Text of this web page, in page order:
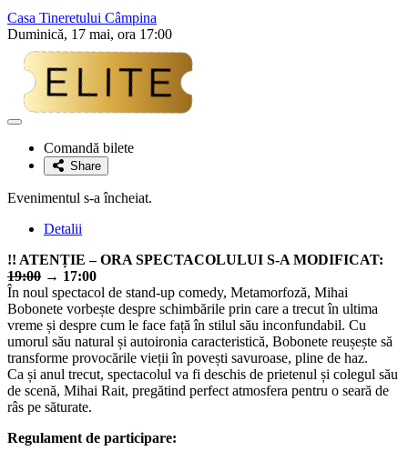
Casa Tineretului Câmpina
Duminică, 17 mai, ora 17:00
Adaugă
favoriteComandă bilete
Share
Evenimentul s-a încheiat.
Detalii
!! ATENȚIE – ORA SPECTACOLULUI S-A MODIFICAT:
19:00 → 17:00
În noul spectacol de stand-up comedy, Metamorfoză, Mihai
Bobonete vorbește despre schimbările prin care a trecut în ultima
vreme și despre cum le face față în stilul său inconfundabil. Cu
umorul său natural și autoironia caracteristică, Bobonete reușește să
transforme provocările vieții în povești savuroase, pline de haz.
Ca și anul trecut, spectacolul va fi deschis de prietenul și colegul său
de scenă, Mihai Rait, pregătind perfect atmosfera pentru o seară de
râs pe săturate.
Regulament de participare: